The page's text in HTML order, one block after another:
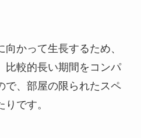
かって生長するため、
比較的長い期間をコンパ
で、部屋の限られたスペ
です。